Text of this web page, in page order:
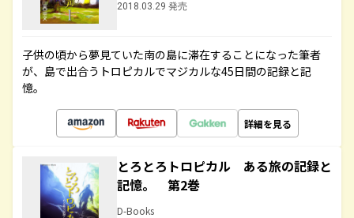
2018.03.29 発売
子供の頃から夢見ていた南の島に滞在することになった筆者
が、島で出合うトロピカルでマジカルな45日間の記録と記
憶。
詳細を見る
とろとろトロピカル ある旅の記録と
記憶。 第2巻
D-Books